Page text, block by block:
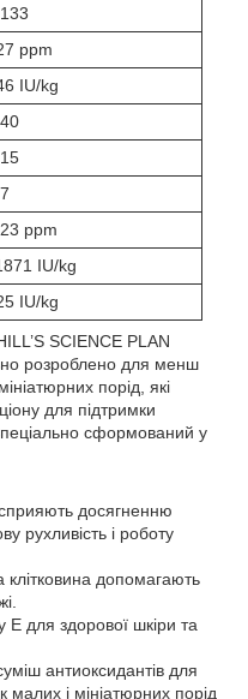
ppm
IU/kg
ppm
IU/kg
IU/kg
SCIENCE PLAN
розроблено для менш
порід, які
для підтримки
сформований у
сприяють досягненню
рухливість і роботу
клітковина допомагають
E для здорової шкіри та
антиоксидантів для
малих і мініатюрних порід